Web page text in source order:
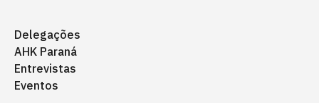
Delegações
AHK Paraná
Entrevistas
Eventos